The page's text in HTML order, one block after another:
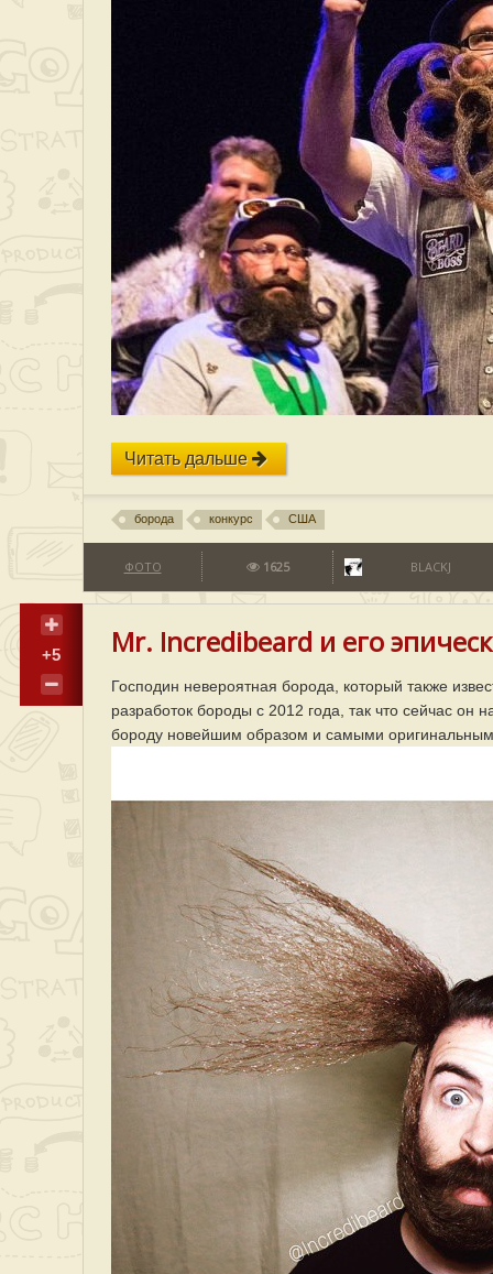
Читать дальше
борода конкурс США
ФОТО 1625 BLACKJ
+5 Mr. Incredibeard и его
Господин невероятная борода, который также
разработок бороды с 2012 года, так что сейчас
бороду новейшим образом и самыми